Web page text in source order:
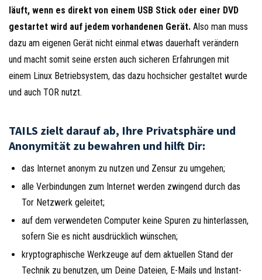
läuft, wenn es direkt von einem USB Stick oder einer DVD
gestartet wird auf jedem vorhandenen Gerät. Also man muss
dazu am eigenen Gerät nicht einmal etwas dauerhaft verändern
und macht somit seine ersten auch sicheren Erfahrungen mit
einem Linux Betriebsystem, das dazu hochsicher gestaltet wurde
und auch TOR nutzt.
TAILS zielt darauf ab, Ihre Privatsphäre und
Anonymität zu bewahren und hilft Dir:
das Internet anonym zu nutzen und Zensur zu umgehen;
alle Verbindungen zum Internet werden zwingend durch das
Tor Netzwerk geleitet;
auf dem verwendeten Computer keine Spuren zu hinterlassen,
sofern Sie es nicht ausdrücklich wünschen;
kryptographische Werkzeuge auf dem aktuellen Stand der
Technik zu benutzen, um Deine Dateien, E-Mails und Instant-